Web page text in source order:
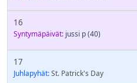
16
Syntymäpäivät: jussi p(40)
17
Juhlapyhät:St. Patrick's Day